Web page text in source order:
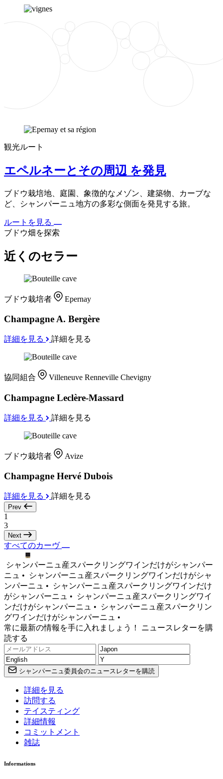
観光ルート
エペルネーとその周辺 を発見
ブドウ栽培地、庭園、象徴的なメゾン、建築物、カーブな
ど、シャンパーニュ地方の多彩な側面を発見する旅。
ルートを見る
ブドウ畑を探索
近くのセラー
ブドウ栽培者 Epernay
Champagne A. Bergère
詳細を見る 詳細を見る
協同組合 Villeneuve Renneville Chevigny
Champagne Leclère-Massard
詳細を見る 詳細を見る
ブドウ栽培者 Avize
Champagne Hervé Dubois
詳細を見る 詳細を見る
Prev
1
3
Next
すべてのカーヴ
シャンパーニュ産スパークリングワインだけがシャンパー
ニュ •
シャンパーニュ産スパークリングワインだけがシャ
ンパーニュ •
シャンパーニュ産スパークリングワインだけ
がシャンパーニュ •
シャンパーニュ産スパークリングワイ
ンだけがシャンパーニュ •
シャンパーニュ産スパークリン
グワインだけがシャンパーニュ •
常に最新の情報を手に入れましょう！ ニュースレターを購
読する
シャンパーニュ委員会のニュースレターを購読
詳細を見る
訪問する
テイスティング
詳細情報
コミットメント
雑誌
Informations